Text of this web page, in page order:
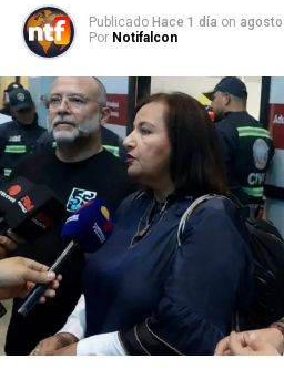
Publicado Hace 1 día on
Por Notifalcon